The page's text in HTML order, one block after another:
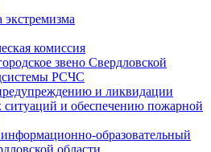
комиссия
звено Свердловской
РСЧС
и ликвидации
ситуаций и обеспечению пожарной
образовательный
области